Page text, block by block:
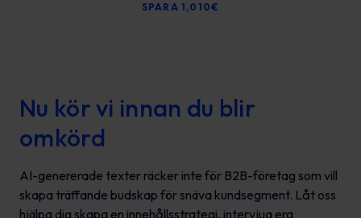
SPARA 1,010€
Nu kör vi innan du blir
omkörd
AI-genererade texter räcker inte för B2B-företag som vill
skapa träffande budskap för snäva kundsegment. Låt oss
hjälpa dig skapa en innehållsstrategi, intervjua era